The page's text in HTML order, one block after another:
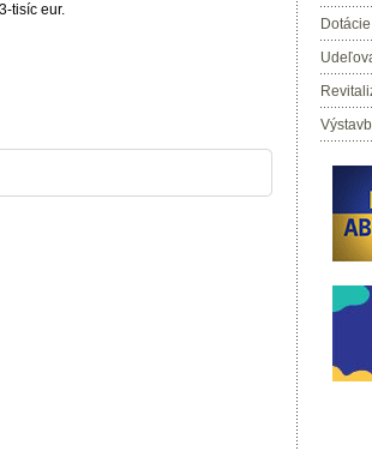
tisíc eur.
Dotácie